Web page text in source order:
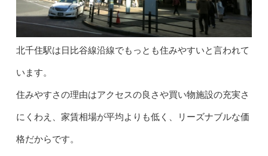
北千住駅は日比谷線沿線でもっとも住みやすいと言われて
います。
住みやすさの理由はアクセスの良さや買い物施設の充実さ
にくわえ、家賃相場が平均よりも低く、リーズナブルな価
格だからです。